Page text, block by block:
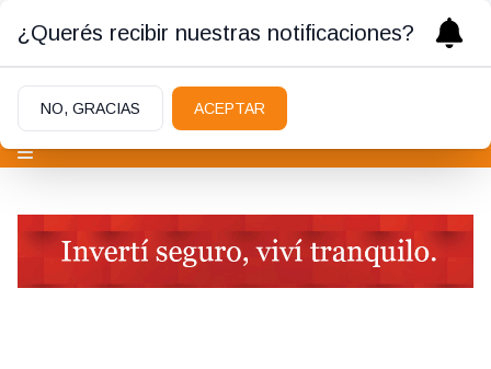
¿Querés recibir nuestras notificaciones?
NO, GRACIAS ACEPTAR